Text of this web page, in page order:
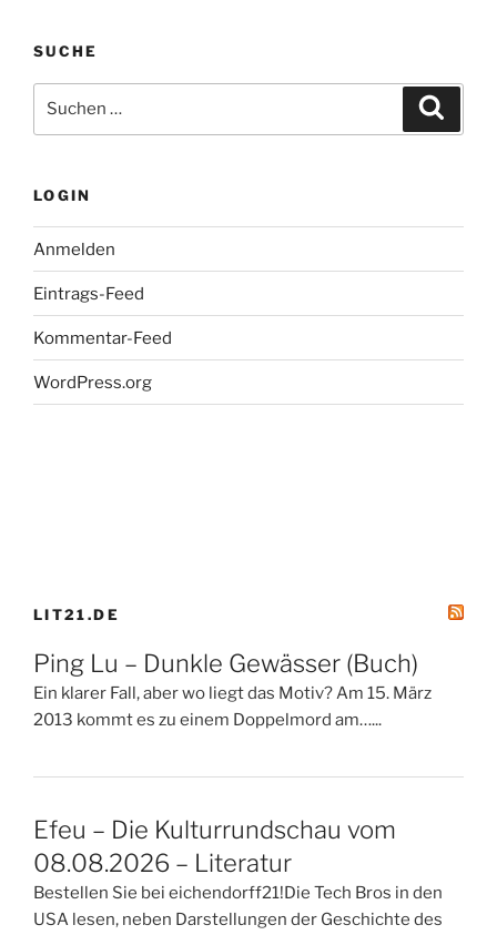
Kontraste:
Die
Firma
dankt.
Konstantin
Premiere:
07.02.2013“
SUCHE
nach:
LOGIN
Anmelden
Eintrags-Feed
Kommentar-Feed
WordPress.org
LIT21.DE
Ping Lu – Dunkle Gewässer (Buch)
Ein klarer Fall, aber wo liegt das Motiv? Am 15. März
2013 kommt es zu einem Doppelmord am…...
Efeu – Die Kulturrundschau vom
08.08.2026 – Literatur
Bestellen Sie bei eichendorff21!Die Tech Bros in den
USA lesen, neben Darstellungen der Geschichte des